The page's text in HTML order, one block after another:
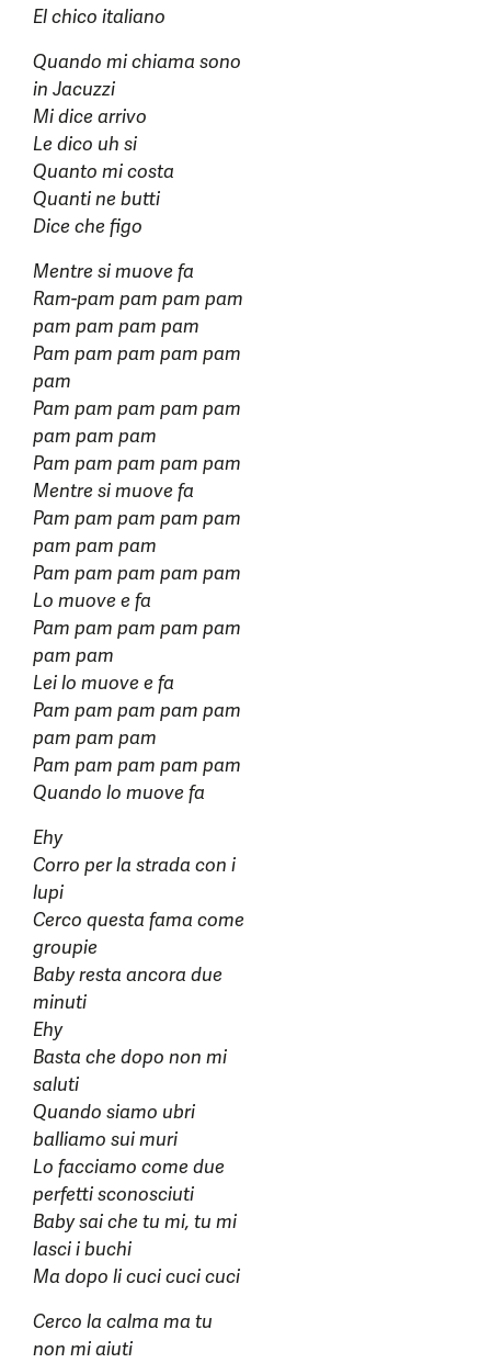
El chico italiano
Quando mi chiama sono
in Jacuzzi
Mi dice arrivo
Le dico uh si
Quanto mi costa
Quanti ne butti
Dice che figo
Mentre si muove fa
Ram-pam pam pam pam
pam pam pam pam
Pam pam pam pam pam
pam
Pam pam pam pam pam
pam pam pam
Pam pam pam pam pam
Mentre si muove fa
Pam pam pam pam pam
pam pam pam
Pam pam pam pam pam
Lo muove e fa
Pam pam pam pam pam
pam pam
Lei lo muove e fa
Pam pam pam pam pam
pam pam pam
Pam pam pam pam pam
Quando lo muove fa
Ehy
Corro per la strada con i
lupi
Cerco questa fama come
groupie
Baby resta ancora due
minuti
Ehy
Basta che dopo non mi
saluti
Quando siamo ubri
balliamo sui muri
Lo facciamo come due
perfetti sconosciuti
Baby sai che tu mi, tu mi
lasci i buchi
Ma dopo li cuci cuci cuci
Cerco la calma ma tu
non mi aiuti